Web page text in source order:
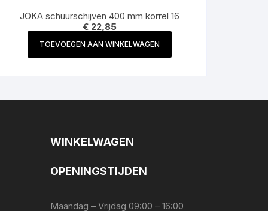
JOKA schuurschijven 400 mm korrel 16
€22,85
TOEVOEGEN AAN WINKELWAGEN
WINKELWAGEN
OPENINGSTIJDEN
Maandag – Vrijdag 09:00 – 16:00